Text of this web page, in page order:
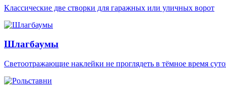
Классические две створки для гаражных или уличных ворот
Шлагбаумы
Светоотражающие наклейки не проглядеть в тёмное время